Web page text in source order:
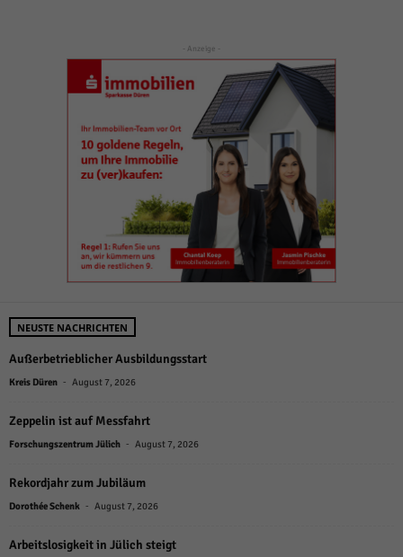
- Anzeige -
NEUSTE NACHRICHTEN
Außerbetrieblicher Ausbildungsstart
Kreis Düren - August 7, 2026
Zeppelin ist auf Messfahrt
Forschungszentrum Jülich - August 7, 2026
Rekordjahr zum Jubiläum
Dorothée Schenk - August 7, 2026
Arbeitslosigkeit in Jülich steigt